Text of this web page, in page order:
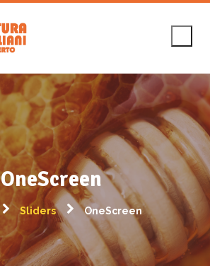
OneScreen
Sliders OneScreen